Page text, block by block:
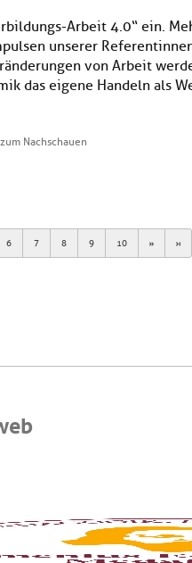
Arbeit 4.0“ ein.
unserer
von Arbeit
das eigene Handeln als
Nachschauen
6 7 8 9 10 Next Last